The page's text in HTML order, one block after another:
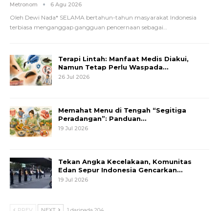
Metronom 6 Agu 2026
Oleh Dewi Nada* SELAMA bertahun-tahun masyarakat Indonesia
terbiasa menganggap gangguan pencernaan sebagai
Terapi Lintah: Manfaat Medis Diakui,
Namun Tetap Perlu Waspada…
26 Jul 2026
Memahat Menu di Tengah “Segitiga
Peradangan”: Panduan…
19 Jul 2026
Tekan Angka Kecelakaan, Komunitas
Edan Sepur Indonesia Gencarkan…
19 Jul 2026